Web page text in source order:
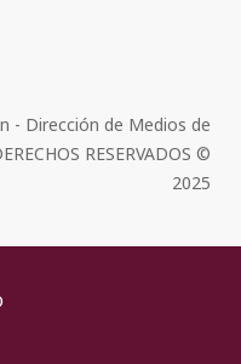
- Dirección de Medios de
RESERVADOS ©
2025